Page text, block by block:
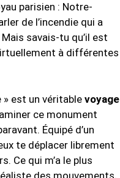
parisien : Notre-
de l’incendie qui a
savais-tu qu’il est
à différentes
» est un véritable voyage
ce monument
Équipé d’un
te déplacer librement
Ce qui m’a le plus
des mouvements,